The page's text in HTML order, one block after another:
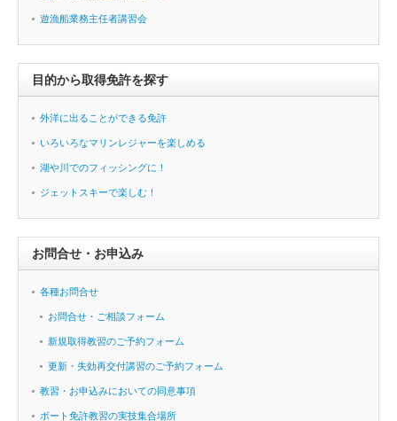
遊漁船業務主任者講習会
目的から取得免許を探す
外洋に出ることができる免許
いろいろなマリンレジャーを楽しめる
湖や川でのフィッシングに！
ジェットスキーで楽しむ！
お問合せ・お申込み
各種お問合せ
お問合せ・ご相談フォーム
新規取得教習のご予約フォーム
更新・失効再交付講習のご予約フォーム
教習・お申込みにおいての同意事項
ボート免許教習の実技集合場所